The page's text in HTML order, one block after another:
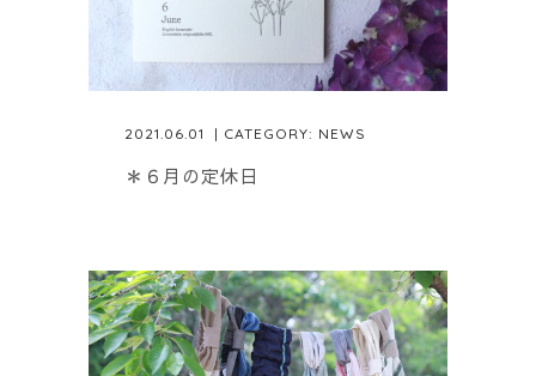
2021.06.01 | CATEGORY: NEWS
＊６月の定休日